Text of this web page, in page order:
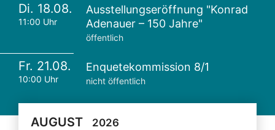
Di. 18.08.
11:00 Uhr
Ausstellungseröffnung "Konrad
Adenauer – 150 Jahre"
öffentlich
Fr. 21.08.
10:00 Uhr
Enquetekommission 8/1
nicht öffentlich
AUGUST 2026